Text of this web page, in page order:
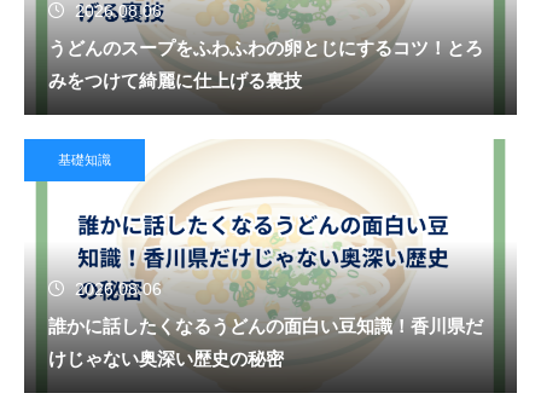
2026.08.06
うどんのスープをふわふわの卵とじにするコツ！とろ
みをつけて綺麗に仕上げる裏技
基礎知識
2026.08.06
誰かに話したくなるうどんの面白い豆知識！香川県だ
けじゃない奥深い歴史の秘密